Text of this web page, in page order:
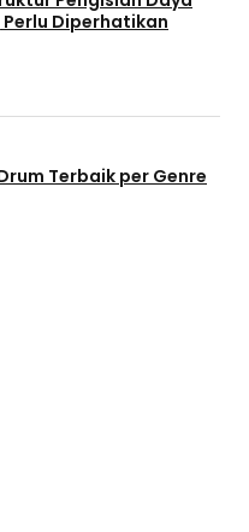
Diperhatikan
Terbaik per Genre